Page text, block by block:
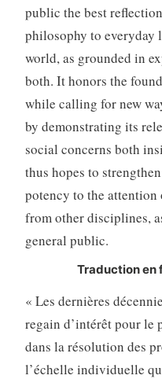
public the best
philosophy to everyday
world, as grounded in
both. It honors the
while calling for new
by demonstrating its
social concerns both
thus hopes to
potency to the
from other disciplines,
general public.
Traduction en
« Les dernières
regain d’intérêt pour le
dans la résolution des
l’échelle individuelle